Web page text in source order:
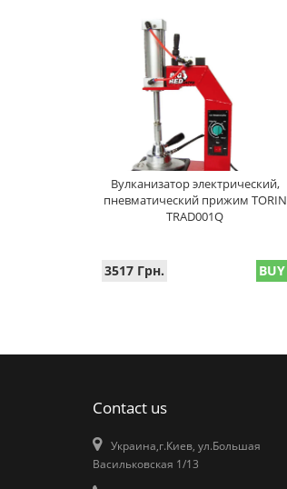
Вулканизатор электрический,
пневматический прижим TORIN
TRAD001Q
3517 Грн. BUY
Contact us
Украина,г.Киев, ул.Большая
Васильковская 1/13